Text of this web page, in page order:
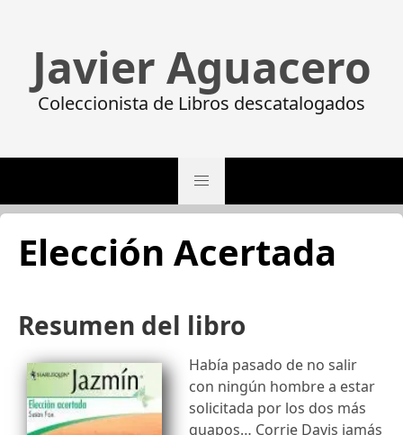
Javier Aguacero
Coleccionista de Libros descatalogados
Elección Acertada
Resumen del libro
Había pasado de no salir
con ningún hombre a estar
solicitada por los dos más
guapos… Corrie Davis jamás